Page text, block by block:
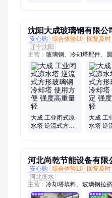
沈阳大成玻璃钢有限公
安心购
综合体验L0 回复及时
辽宁沈阳
主营： 玻璃钢、冷却塔配件、
大成 工业闭式凉
水塔 逆流式方形
大成 工
水塔 逆
河北尚乾节能设备有限
安心购
综合体验L0 回复及时
河北衡水
主营： 冷却塔填料、玻璃钢拉
冷却塔、拉挤型材、电缆桥架